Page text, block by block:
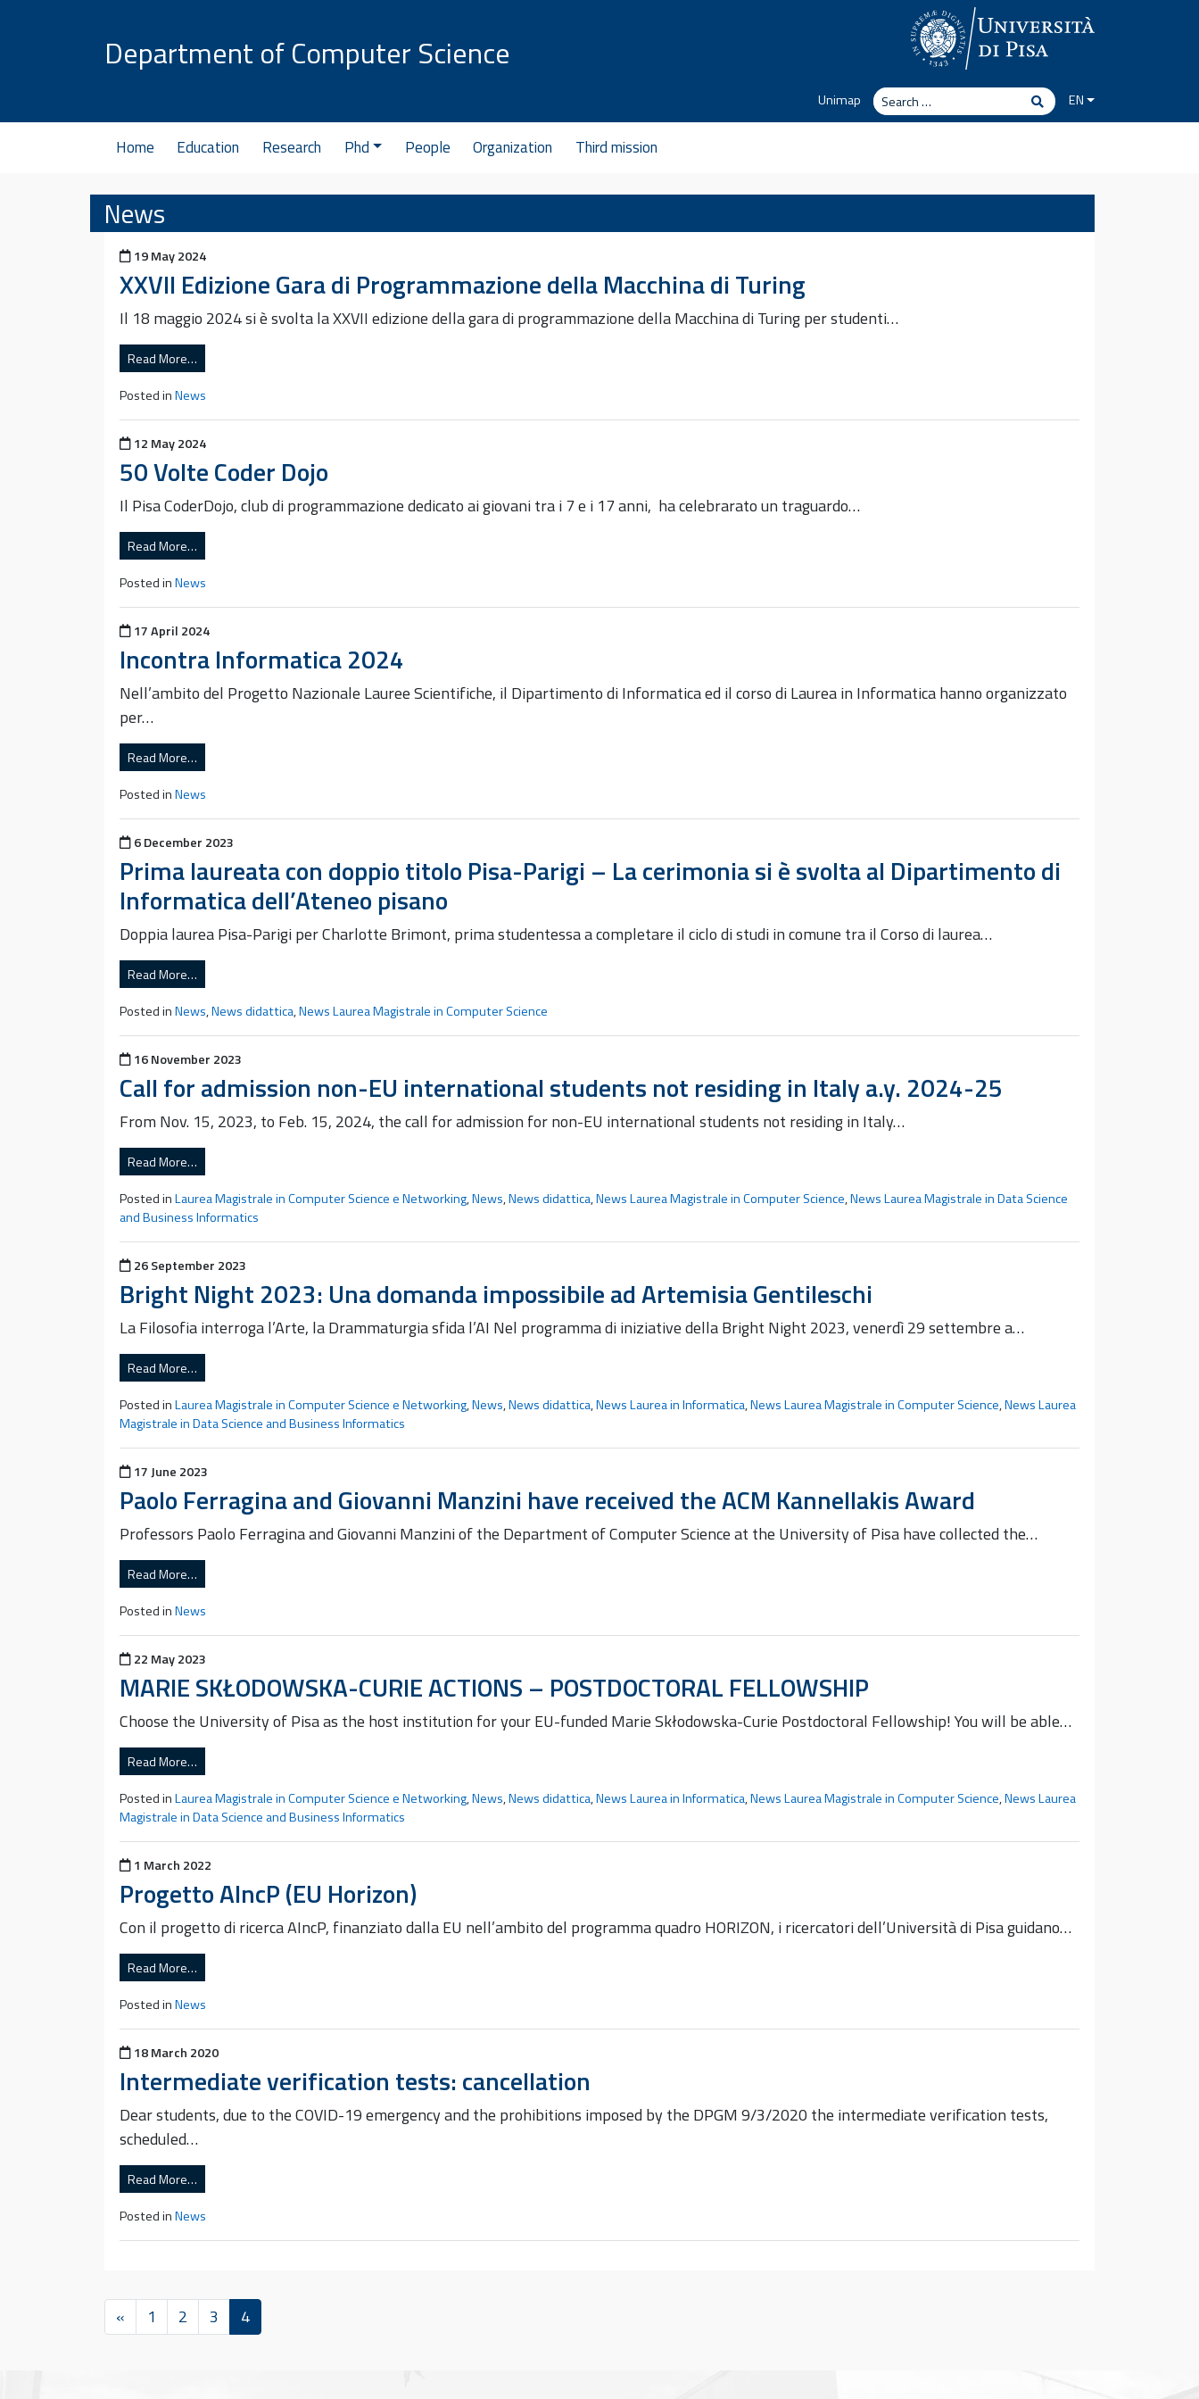
Department of Computer Science
Unimap
Search
Search
EN
Home Education Research Phd People Organization Third mission
News
Posted on
19 May 2024
XXVII Edizione Gara di Programmazione della Macchina di Turing
Il 18 maggio 2024 si è svolta la XXVII edizione della gara di programmazione della Macchina di Turing per studenti…
Read More…
Posted inNews
Posted on
12 May 2024
50 Volte Coder Dojo
Il Pisa CoderDojo, club di programmazione dedicato ai giovani tra i 7 e i 17 anni, ha celebrarato un traguardo…
Read More…
Posted inNews
Posted on
17 April 2024
Incontra Informatica 2024
Nell’ambito del Progetto Nazionale Lauree Scientifiche, il Dipartimento di Informatica ed il corso di Laurea in Informatica hanno organizzato
per…
Read More…
Posted inNews
Posted on
6 December 2023
Prima laureata con doppio titolo Pisa-Parigi – La cerimonia si è svolta al Dipartimento di
Informatica dell’Ateneo pisano
Doppia laurea Pisa-Parigi per Charlotte Brimont, prima studentessa a completare il ciclo di studi in comune tra il Corso di laurea…
Read More…
Posted inNews,News didattica,News Laurea Magistrale in Computer Science
Posted on
16 November 2023
Call for admission non-EU international students not residing in Italy a.y. 2024-25
From Nov. 15, 2023, to Feb. 15, 2024, the call for admission for non-EU international students not residing in Italy…
Read More…
Posted inLaurea Magistrale in Computer Science e Networking,News,News didattica,News Laurea Magistrale in Computer Science,News Laurea Magistrale in Data Science
and Business Informatics
Posted on
26 September 2023
Bright Night 2023: Una domanda impossibile ad Artemisia Gentileschi
La Filosofia interroga l’Arte, la Drammaturgia sfida l’AI Nel programma di iniziative della Bright Night 2023, venerdì 29 settembre a…
Read More…
Posted inLaurea Magistrale in Computer Science e Networking,News,News didattica,News Laurea in Informatica,News Laurea Magistrale in Computer Science,News Laurea
Magistrale in Data Science and Business Informatics
Posted on
17 June 2023
Paolo Ferragina and Giovanni Manzini have received the ACM Kannellakis Award
Professors Paolo Ferragina and Giovanni Manzini of the Department of Computer Science at the University of Pisa have collected the…
Read More…
Posted inNews
Posted on
22 May 2023
MARIE SKŁODOWSKA-CURIE ACTIONS – POSTDOCTORAL FELLOWSHIP
Choose the University of Pisa as the host institution for your EU-funded Marie Skłodowska-Curie Postdoctoral Fellowship! You will be able…
Read More…
Posted inLaurea Magistrale in Computer Science e Networking,News,News didattica,News Laurea in Informatica,News Laurea Magistrale in Computer Science,News Laurea
Magistrale in Data Science and Business Informatics
Posted on
1 March 2022
Progetto AIncP (EU Horizon)
Con il progetto di ricerca AIncP, finanziato dalla EU nell’ambito del programma quadro HORIZON, i ricercatori dell’Università di Pisa guidano…
Read More…
Posted inNews
Posted on
18 March 2020
Intermediate verification tests: cancellation
Dear students, due to the COVID-19 emergency and the prohibitions imposed by the DPGM 9/3/2020 the intermediate verification tests,
scheduled…
Read More…
Posted inNews
« 1 2 3 4